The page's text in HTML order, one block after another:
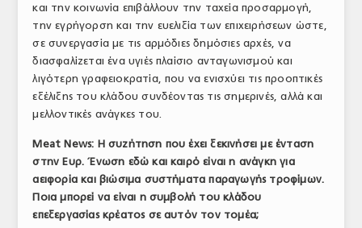
και την κοινωνία επιβάλλουν την ταχεία προσαρμογή,
την εγρήγορση και την ευελιξία των επιχειρήσεων ώστε,
σε συνεργασία με τις αρμόδιες δημόσιες αρχές, να
διασφαλίζεται ένα υγιές πλαίσιο ανταγωνισμού και
λιγότερη γραφειοκρατία, που να ενισχύει τις προοπτικές
εξέλιξης του κλάδου συνδέοντας τις σημερινές, αλλά και
μελλοντικές ανάγκες του.
Meat News: Η συζήτηση που έχει ξεκινήσει με ένταση
στην Ευρ. Ένωση εδώ και καιρό είναι η ανάγκη για
αειφορία και βιώσιμα συστήματα παραγωγής τροφίμων.
Ποια μπορεί να είναι η συμβολή του κλάδου
επεξεργασίας κρέατος σε αυτόν τον τομέα;